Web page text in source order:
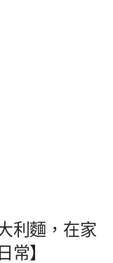
利麵，在家
常】